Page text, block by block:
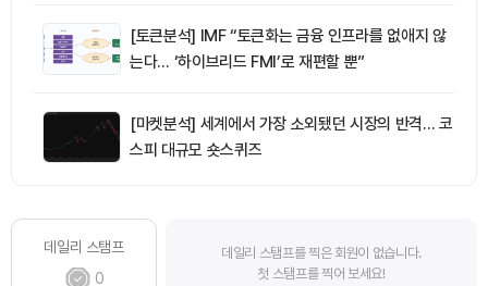
[토큰분석] IMF “토큰화는 금융 인프라를 없애지 않
는다… ‘하이브리드 FMI’로 재편할 뿐”
[마켓분석] 세계에서 가장 소외됐던 시장의 반격… 코
스피 대규모 숏스퀴즈
데일리 스탬프
0
데일리 스탬프를 찍은 회원이 없습니다.
첫 스탬프를 찍어 보세요!